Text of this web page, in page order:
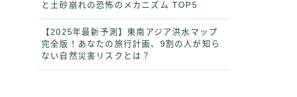
と土砂崩れの恐怖のメカニズム TOP5
【2025年最新予測】東南アジア洪水マップ
完全版！あなたの旅行計画、9割の人が知ら
ない自然災害リスクとは？